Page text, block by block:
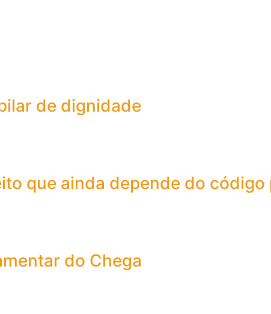
de dignidade
que ainda depende do código
do Chega